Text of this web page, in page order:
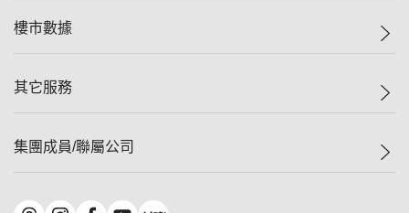
減價
美聯豪宅
獨家樓盤
租盤
自助放盤
查詢熱線
按揭計算機
負擔能力計算機
轉按計算機
樓市數據
樓價指數
歷史成交
屋苑成交排行榜
其它服務
屋苑專頁
集團成員/聯屬公司
美聯物業